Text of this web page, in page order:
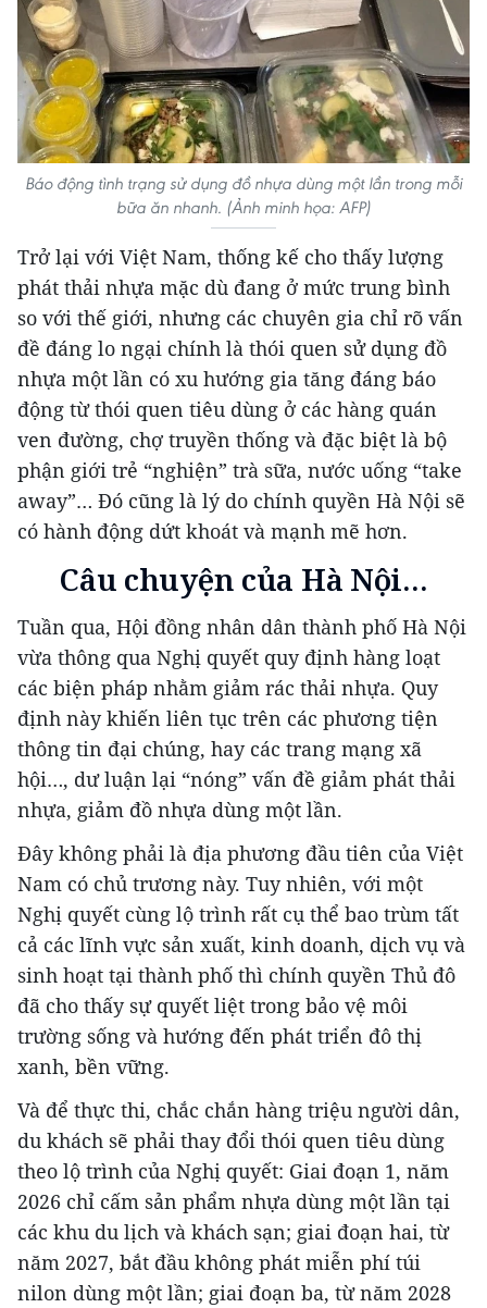
Báo động tình trạng sử dụng đồ nhựa dùng một lần trong mỗi
bữa ăn nhanh. (Ảnh minh họa: AFP)
Trở lại với Việt Nam, thống kế cho thấy lượng
phát thải nhựa mặc dù đang ở mức trung bình
so với thế giới, nhưng các chuyên gia chỉ rõ vấn
đề đáng lo ngại chính là thói quen sử dụng đồ
nhựa một lần có xu hướng gia tăng đáng báo
động từ thói quen tiêu dùng ở các hàng quán
ven đường, chợ truyền thống và đặc biệt là bộ
phận giới trẻ “nghiện” trà sữa, nước uống “take
away”… Đó cũng là lý do chính quyền Hà Nội sẽ
có hành động dứt khoát và mạnh mẽ hơn.
Câu chuyện của Hà Nội…
Tuần qua, Hội đồng nhân dân thành phố Hà Nội
vừa thông qua Nghị quyết quy định hàng loạt
các biện pháp nhằm giảm rác thải nhựa. Quy
định này khiến liên tục trên các phương tiện
thông tin đại chúng, hay các trang mạng xã
hội…, dư luận lại “nóng” vấn đề giảm phát thải
nhựa, giảm đồ nhựa dùng một lần.
Đây không phải là địa phương đầu tiên của Việt
Nam có chủ trương này. Tuy nhiên, với một
Nghị quyết cùng lộ trình rất cụ thể bao trùm tất
cả các lĩnh vực sản xuất, kinh doanh, dịch vụ và
sinh hoạt tại thành phố thì chính quyền Thủ đô
đã cho thấy sự quyết liệt trong bảo vệ môi
trường sống và hướng đến phát triển đô thị
xanh, bền vững.
Và để thực thi, chắc chắn hàng triệu người dân,
du khách sẽ phải thay đổi thói quen tiêu dùng
theo lộ trình của Nghị quyết: Giai đoạn 1, năm
2026 chỉ cấm sản phẩm nhựa dùng một lần tại
các khu du lịch và khách sạn; giai đoạn hai, từ
năm 2027, bắt đầu không phát miễn phí túi
nilon dùng một lần; giai đoạn ba, từ năm 2028